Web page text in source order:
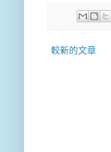
較新的文章